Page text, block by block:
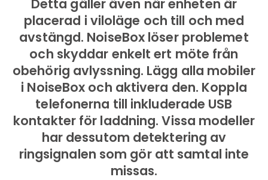
Detta gäller även när enheten är
placerad i viloläge och till och med
avstängd. NoiseBox löser problemet
och skyddar enkelt ert möte från
obehörig avlyssning. Lägg alla mobiler
i NoiseBox och aktivera den. Koppla
telefonerna till inkluderade USB
kontakter för laddning. Vissa modeller
har dessutom detektering av
ringsignalen som gör att samtal inte
missas.